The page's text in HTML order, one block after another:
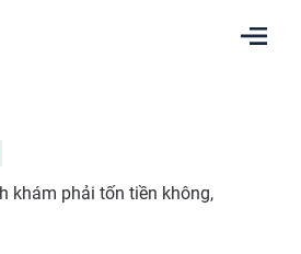
khám phải tốn tiền không,